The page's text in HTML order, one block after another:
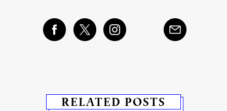
RELATED POSTS